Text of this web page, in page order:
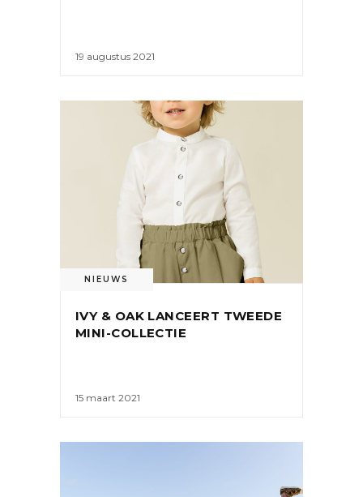
19 augustus 2021
NIEUWS
IVY & OAK LANCEERT TWEEDE
MINI-COLLECTIE
15 maart 2021